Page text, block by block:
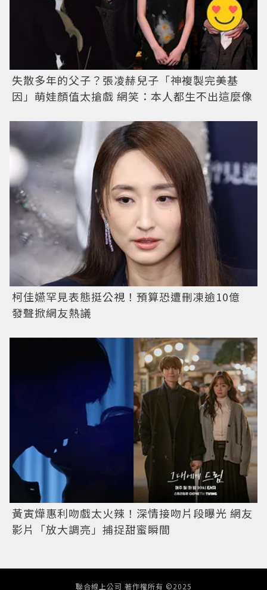
失散多年的父子？張凌赫兒子「神複製完美基
因」萌娃顏值太搶戲 網笑：本人都生不出這麼像
柯佳嬿罕見表態挺公視！預算恐遭刪凍逾10億
發聲掀網友熱議
黃寅燁惠利吻戲太火辣！深情接吻片段曝光 網友
影片「放大調亮」捕捉甜蜜瞬間
聯合線上公司 著作權所有 ©2025